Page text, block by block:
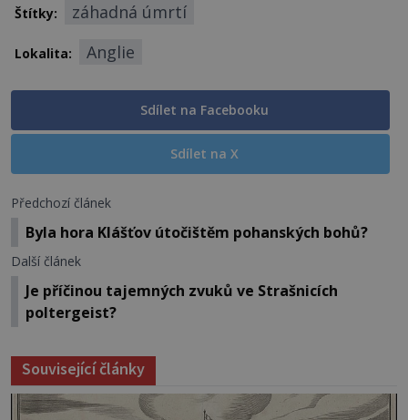
Štítky: záhadná úmrtí
Lokalita: Anglie
Sdílet na Facebooku
Sdílet na X
Předchozí článek
Byla hora Klášťov útočištěm pohanských bohů?
Další článek
Je příčinou tajemných zvuků ve Strašnicích
poltergeist?
Související články